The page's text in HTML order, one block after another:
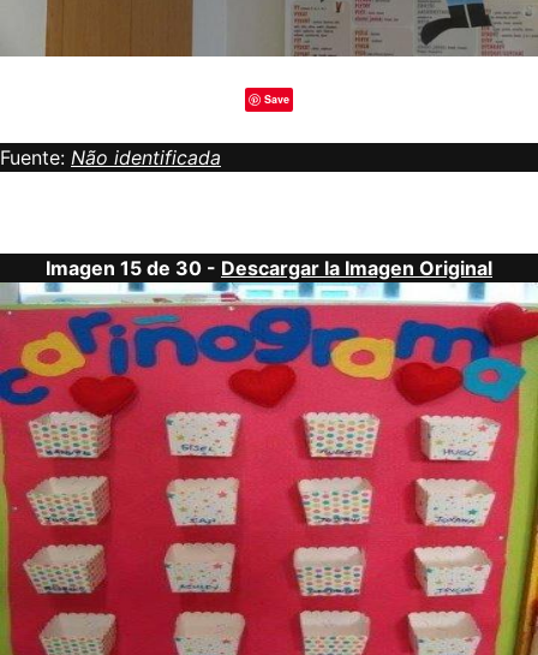
Save
Fuente: Não identificada
Imagen 15 de 30 - Descargar la Imagen Original